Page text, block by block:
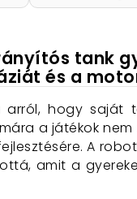
tank
és a
arról, hogy
a játékok
A
amit a